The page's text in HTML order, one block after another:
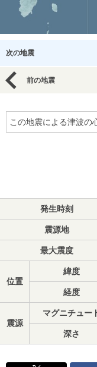
次の地震
前の地震
この地震による津波の
発生時刻
震源地
最大震度
位置
緯度
経度
震源
マグニチュー
深さ